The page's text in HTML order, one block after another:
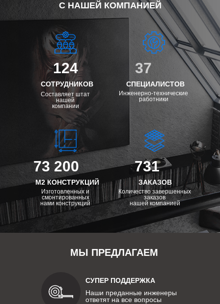
С НАШЕЙ КОМПАНИЕЙ
124
СОТРУДНИКОВ
Составляет штат
нашей
компании
73 200
М2 КОНСТРУКЦИЙ
Изготовленных и
смонтированных
нами конструкций
731
ЗАКАЗОВ
Количество завершенных
заказов
нашей компанией
37
СПЕЦИАЛИСТОВ
Инженерно-технические
работники
МЫ ПРЕДЛАГАЕМ
СУПЕР ПОДДЕРЖКА
Наши преданные инженеры
ответят на все вопросы